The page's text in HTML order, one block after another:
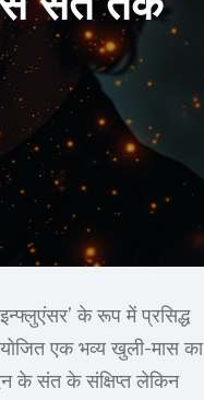
के रूप में प्रसिद्ध
एक भव्य खुली-मास का
के संत के संक्षिप्त लेकिन